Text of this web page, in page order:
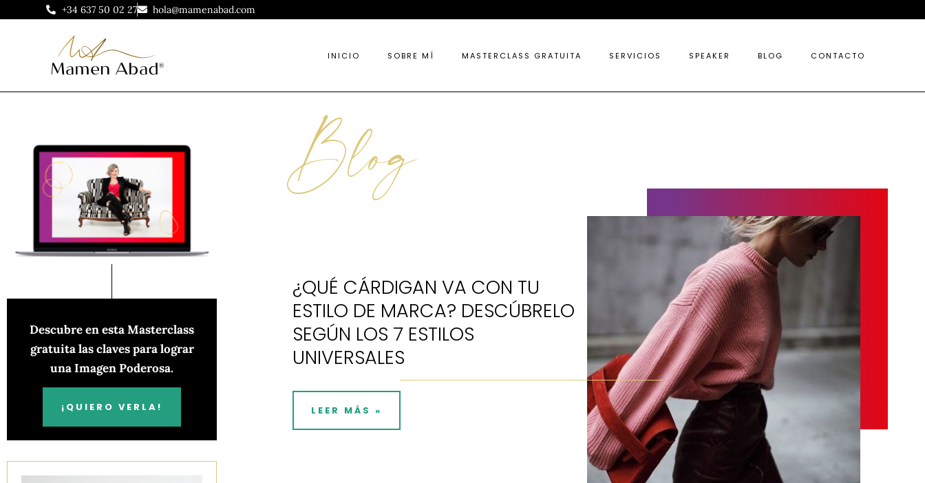
+34 637 50 02 27 hola@mamenabad.com
INICIO SOBRE MÍ MASTERCLASS GRATUITA SERVICIOS SPEAKER BLOG CONTACTO
Descubre en esta Masterclass
gratuita las claves para lograr
una Imagen Poderosa.
¡QUIERO VERLA!
Blog
¿QUÉ CÁRDIGAN VA CON TU
ESTILO DE MARCA? DESCÚBRELO
SEGÚN LOS 7 ESTILOS
UNIVERSALES
LEER MÁS »